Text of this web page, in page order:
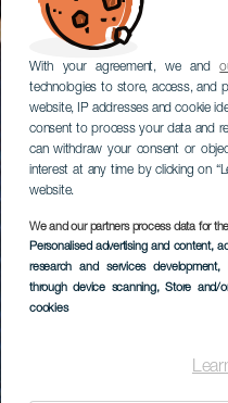
With your agreement, we and
technologies to store, access, and
website, IP addresses and cookie
consent to process your data and
can withdraw your consent or
interest at any time by clicking on
website.
We and our partners process data for
Personalised advertising and content,
research and services development,
through device scanning, Store and/
cookies